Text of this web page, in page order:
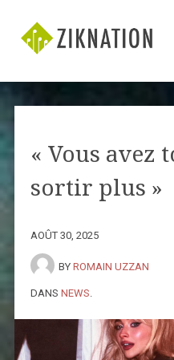
« Vous avez
sortir plus »
AOÛT 30, 2025
BY ROMAIN UZZAN
DANS NEWS